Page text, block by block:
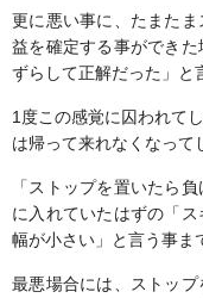
更に悪い事に、たまた
益を確定する事ができ
ずらして正解だった」と
1度この感覚に囚われて
は帰って来れなくなって
「ストップを置いたら
に入れていたはずの「
幅が小さい」と言う事ま
最悪場合には、ストッ